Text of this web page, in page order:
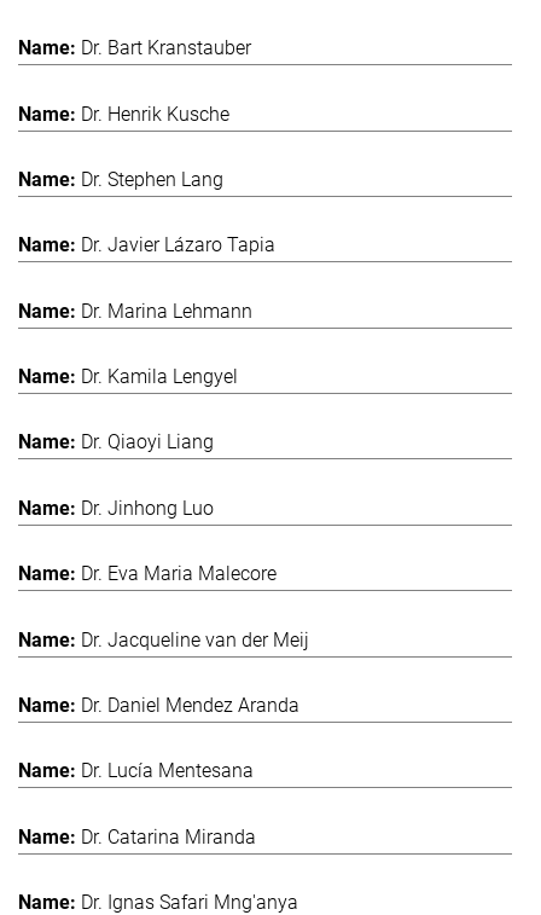
Dr. Bart Kranstauber
Dr. Henrik Kusche
Dr. Stephen Lang
Dr. Javier Lázaro Tapia
Dr. Marina Lehmann
Dr. Kamila Lengyel
Dr. Qiaoyi Liang
Dr. Jinhong Luo
Dr. Eva Maria Malecore
Dr. Jacqueline van der Meij
Dr. Daniel Mendez Aranda
Dr. Lucía Mentesana
Dr. Catarina Miranda
Dr. Ignas Safari Mng'anya